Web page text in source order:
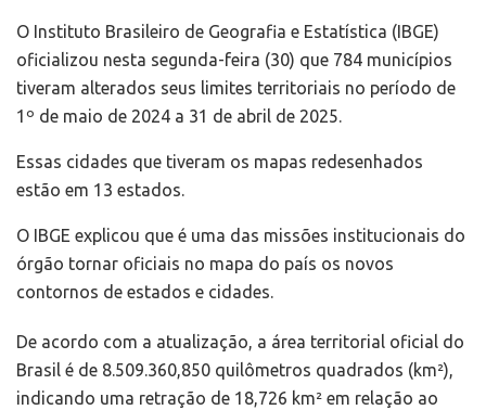
O Instituto Brasileiro de Geografia e Estatística (IBGE)
oficializou nesta segunda-feira (30) que 784 municípios
tiveram alterados seus limites territoriais no período de
1º de maio de 2024 a 31 de abril de 2025.
Essas cidades que tiveram os mapas redesenhados
estão em 13 estados.
O IBGE explicou que é uma das missões institucionais do
órgão tornar oficiais no mapa do país os novos
contornos de estados e cidades.
De acordo com a atualização, a área territorial oficial do
Brasil é de 8.509.360,850 quilômetros quadrados (km²),
indicando uma retração de 18,726 km² em relação ao